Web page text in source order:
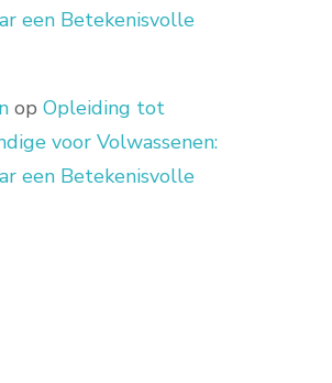
een Betekenisvolle
opOpleiding tot
voor Volwassenen:
een Betekenisvolle